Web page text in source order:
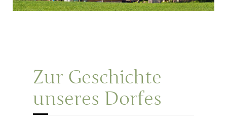
Zur Geschichte
unseres Dorfes